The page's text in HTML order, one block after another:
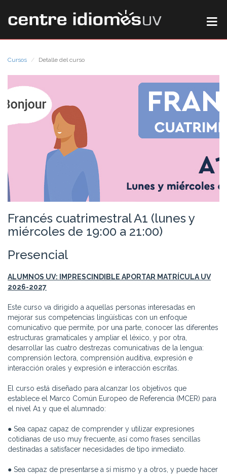
Cursos Detalle del curso
Francés cuatrimestral A1 (lunes y
miércoles de 19:00 a 21:00)
Presencial
ALUMNOS UV: IMPRESCINDIBLE APORTAR MATRÍCULA UV
2026-2027
Este curso va dirigido a aquellas personas interesadas en
mejorar sus competencias lingüísticas con un enfoque
comunicativo que permite, por una parte, conocer las diferentes
estructuras gramaticales y ampliar el léxico, y por otra,
desarrollar las cuatro destrezas comunicativas de la lengua:
comprensión lectora, comprensión auditiva, expresión e
interacción orales y expresión e interacción escritas.
El curso está diseñado para alcanzar los objetivos que
establece el Marco Común Europeo de Referencia (MCER) para
el nivel A1 y que el alumnado:
● Sea capaz capaz de comprender y utilizar expresiones
cotidianas de uso muy frecuente, así como frases sencillas
destinadas a satisfacer necesidades de tipo inmediato.
● Sea capaz de presentarse a sí mismo y a otros, y puede hacer